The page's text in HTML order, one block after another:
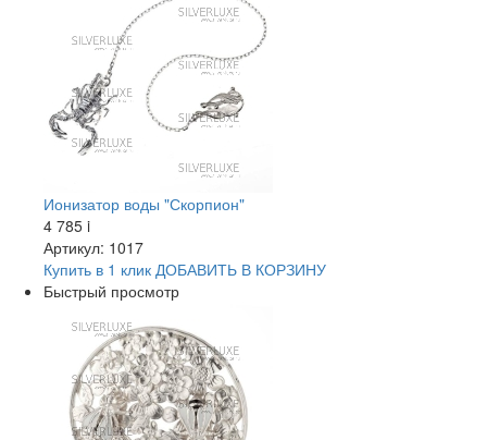
Ионизатор воды "Скорпион"
4 785 i
Артикул: 1017
Купить в 1 клик ДОБАВИТЬ В КОРЗИНУ
Быстрый просмотр